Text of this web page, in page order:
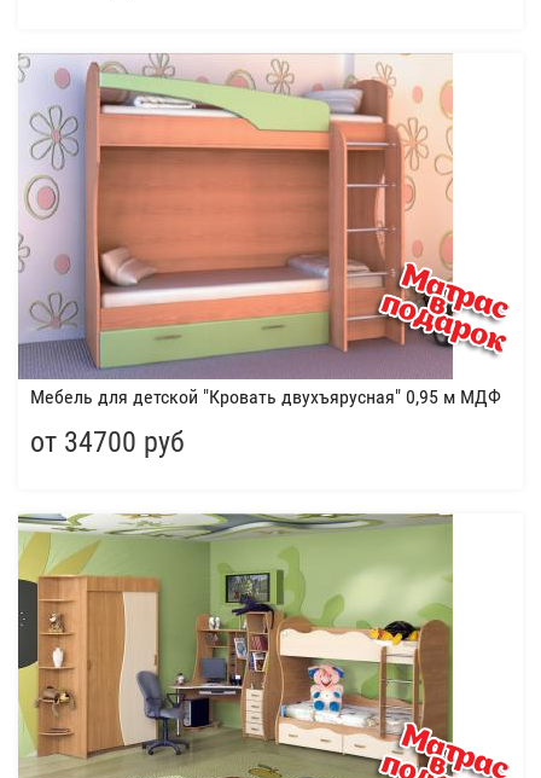
Мебель для детской "Кровать двухъярусная" 0,95 м МДФ
от 34700 руб